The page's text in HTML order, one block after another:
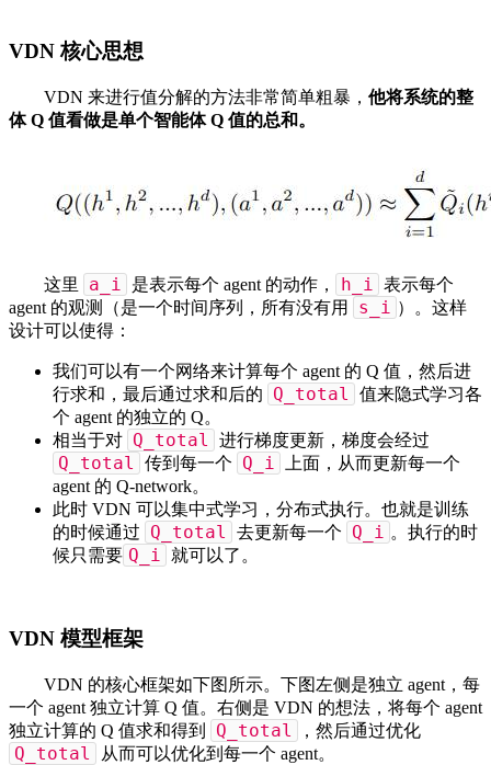
VDN 核心思想
VDN 来进行值分解的方法非常简单粗暴， 他将系统的整
体 Q 值看做是单个智能体 Q 值的总和。
这里 a_i 是表示每个 agent 的动作， h_i
表示每个
agent 的观测（是一个时间序列，所有没有用
s_i
）。这样
设计可以使得：
我们可以有一个网络来计算每个 agent 的 Q 值，然后进
行求和，最后通过求和后的
Q_total
值来隐式学习各
个 agent 的独立的 Q。
相当于对 Q_total 进行梯度更新，梯度会经过
Q_total 传到每一个 Q_i
上面，从而更新每一个
agent 的 Q-network。
此时 VDN 可以集中式学习，分布式执行。也就是训练
的时候通过
Q_total 去更新每一个 Q_i
。执行的时
候只需要 Q_i 就可以了。
VDN 模型框架
VDN 的核心框架如下图所示。下图左侧是独立 agent，每
一个 agent 独立计算 Q 值。右侧是 VDN 的想法，将每个 agent
独立计算的 Q 值求和得到
Q_total ，然后通过优化
Q_total 从而可以优化到每一个 agent。